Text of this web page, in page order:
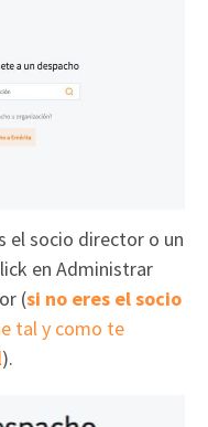
el socio director o un
en Administrar
(si no eres el socio
tal y como te
).